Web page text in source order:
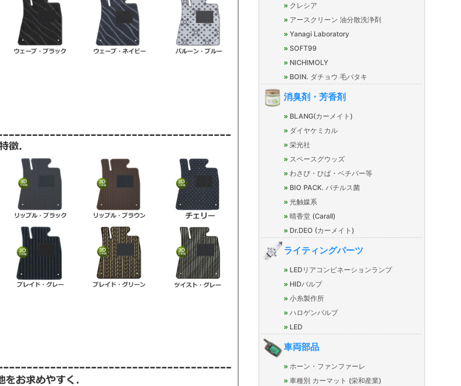
クレシア
アースクリーン 油分散洗浄剤
Yanagi Laboratory
SOFT99
NICHIMOLY
BOIN. ダチョウ 毛バタキ
消臭剤・芳香剤
BLANG(カーメイト)
ダイヤケミカル
栄光社
スペースグウッズ
わさび・ひば・ベチバー等
BIO PACK. バチルス菌
光触媒系
晴香堂 (Carall)
Dr.DEO (カーメイト)
ライティングパーツ
LEDリアコンビネーションランプ
HIDバルブ
小糸製作所
ハロゲンバルブ
LED
車両部品
ホーン・ファンファーレ
車種別 カーマット (栄和産業)